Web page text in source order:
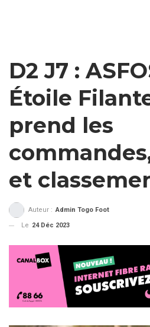
D2 J7 :
Étoile
prend les
et
Auteur : Admin Togo Foot
Le 24 Déc 2023